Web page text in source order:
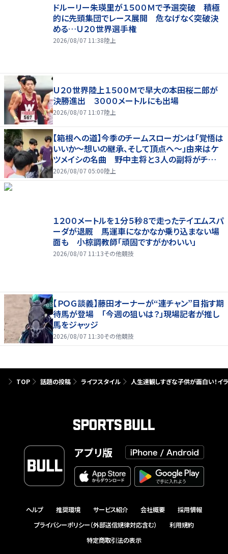
ドルーリー朱瑛里が１５００Ｍで予選突破 積極
的に先頭集団でレース展開 危なげなく突破決
める…Ｕ２０世界選手権
2026/08/07 11:38陸上
Ｕ２０世界陸上１５００Ｍで早大の本田桜二郎が
決勝進出 ３０００メートルにも出場
2026/08/07 11:07陸上
【箱根への道】今季のチームスローガンは「覚悟は
いいか～想いの継承、そして頂点へ～」由来はケ
ツメイシの名曲 野中主将と３人の副将がチーム
を引っ張る…夏合宿特集第１弾、国学院大
2026/08/07 05:00陸上
１２００メートルを１分５秒８で走ったテイエムスパ
ーダが退厩 馬運車になかなか乗り込まない場
面も 小椋調教師「頑固ですがかわいい」
2026/08/07 11:13その他競技
【ＰＯＧ談義】藤田オーナーが“連チャン”目指す期
待馬が登場 「今週の狙いは？」現場記者が推し
馬をジャッジ
2026/08/07 11:30その他競技
TOP 話題の投稿 ライフスタイル 人生達観しすぎな子供が面白い！イ
アプリ版
ヘルプ 推奨環境 サービス紹介 会社概要
採用情報
プライバシーポリシー（外部送信規律対応含む）
利用規約
特定商取引法の表示